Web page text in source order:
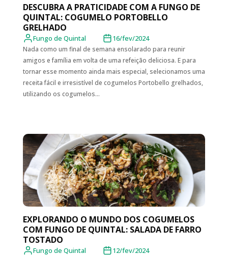
DESCUBRA A PRATICIDADE COM A FUNGO DE
QUINTAL: COGUMELO PORTOBELLO
GRELHADO
Fungo de Quintal 16/fev/2024
Nada como um final de semana ensolarado para reunir
amigos e família em volta de uma refeição deliciosa. E para
tornar esse momento ainda mais especial, selecionamos uma
receita fácil e irresistível de cogumelos Portobello grelhados,
utilizando os cogumelos...
EXPLORANDO O MUNDO DOS COGUMELOS
COM FUNGO DE QUINTAL: SALADA DE FARRO
TOSTADO
Fungo de Quintal 12/fev/2024